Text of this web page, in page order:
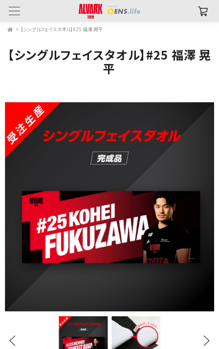
> 【シングルフェイスタオル】#25 福澤 晃平
【シングルフェイスタオル】#25 福澤 晃
平